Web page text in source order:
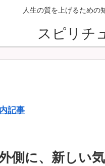
人生の質を上げるための
スピリチ
記事
側に、新しい